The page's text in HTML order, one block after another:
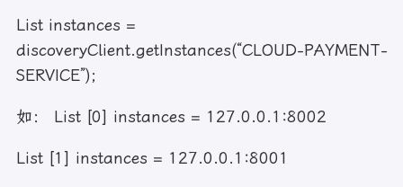
List instances =
discoveryClient.getInstances(“CLOUD-PAYMENT-
SERVICE”);
如： List [0] instances = 127.0.0.1:8002
List [1] instances = 127.0.0.1:8001